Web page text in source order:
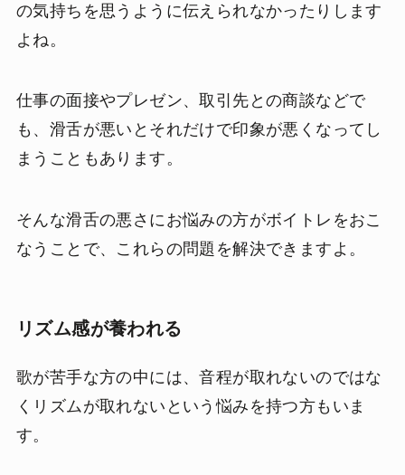
の気持ちを思うように伝えられなかったりします
よね。
仕事の面接やプレゼン、取引先との商談などで
も、滑舌が悪いとそれだけで印象が悪くなってし
まうこともあります。
そんな滑舌の悪さにお悩みの方がボイトレをおこ
なうことで、これらの問題を解決できますよ。
リズム感が養われる
歌が苦手な方の中には、音程が取れないのではな
くリズムが取れないという悩みを持つ方もいま
す。